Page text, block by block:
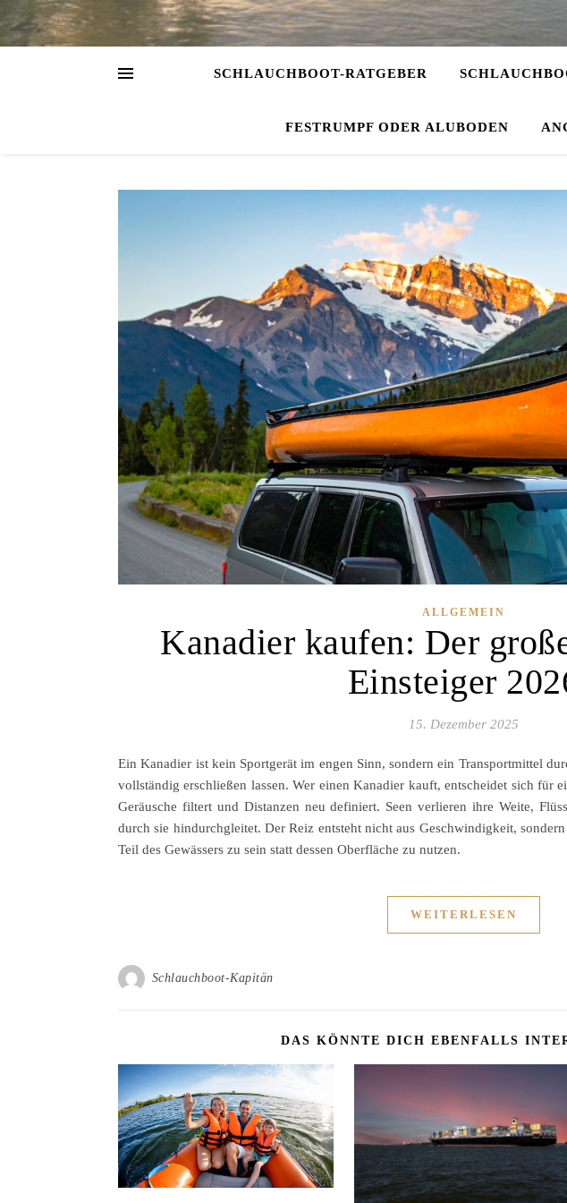
SCHLAUCHBOOT-RATGEBER
FESTRUMPF ODER ALUBODEN
ALLGEMEIN
Kanadier kaufen: Der
Einsteiger
15. Dezember 2025
Ein Kanadier ist kein Sportgerät im engen Sinn, sondern ein Transportmittel
vollständig erschließen lassen. Wer einen Kanadier kauft, entscheidet sich für
Geräusche filtert und Distanzen neu definiert. Seen verlieren ihre Weite,
durch sie hindurchgleitet. Der Reiz entsteht nicht aus Geschwindigkeit,
Teil des Gewässers zu sein statt dessen Oberfläche zu nutzen.
WEITERLESEN
Schlauchboot-Kapitän
DAS KÖNNTE DICH EBENFALLS